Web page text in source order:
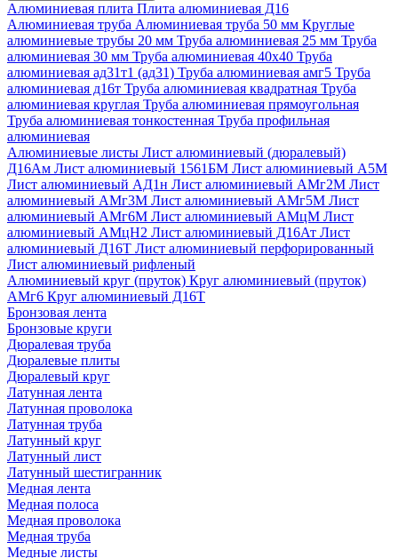
Алюминиевая плита Плита алюминиевая Д16
Алюминиевая труба Алюминиевая труба 50 мм Круглые
алюминиевые трубы 20 мм Труба алюминиевая 25 мм Труба
алюминиевая 30 мм Труба алюминиевая 40х40 Труба
алюминиевая ад31т1 (ад31) Труба алюминиевая амг5 Труба
алюминиевая д16т Труба алюминиевая квадратная Труба
алюминиевая круглая Труба алюминиевая прямоугольная
Труба алюминиевая тонкостенная Труба профильная
алюминиевая
Алюминиевые листы Лист алюминиевый (дюралевый)
Д16Ам Лист алюминиевый 1561БМ Лист алюминиевый А5М
Лист алюминиевый АД1н Лист алюминиевый АМг2М Лист
алюминиевый АМг3М Лист алюминиевый АМг5М Лист
алюминиевый АМг6М Лист алюминиевый АМцМ Лист
алюминиевый АМцН2 Лист алюминиевый Д16Ат Лист
алюминиевый Д16Т Лист алюминиевый перфорированный
Лист алюминиевый рифленый
Алюминиевый круг (пруток) Круг алюминиевый (пруток)
АМг6 Круг алюминиевый Д16Т
Бронзовая лента
Бронзовые круги
Дюралевая труба
Дюралевые плиты
Дюралевый круг
Латунная лента
Латунная проволока
Латунная труба
Латунный круг
Латунный лист
Латунный шестигранник
Медная лента
Медная полоса
Медная проволока
Медная труба
Медные листы